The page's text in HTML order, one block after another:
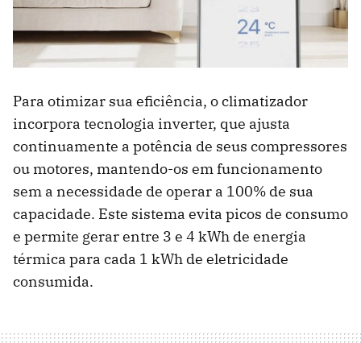
Para otimizar sua eficiência, o climatizador
incorpora tecnologia inverter, que ajusta
continuamente a potência de seus compressores
ou motores, mantendo-os em funcionamento
sem a necessidade de operar a 100% de sua
capacidade. Este sistema evita picos de consumo
e permite gerar entre 3 e 4 kWh de energia
térmica para cada 1 kWh de eletricidade
consumida.